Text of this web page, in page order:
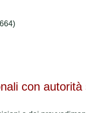
con autorità